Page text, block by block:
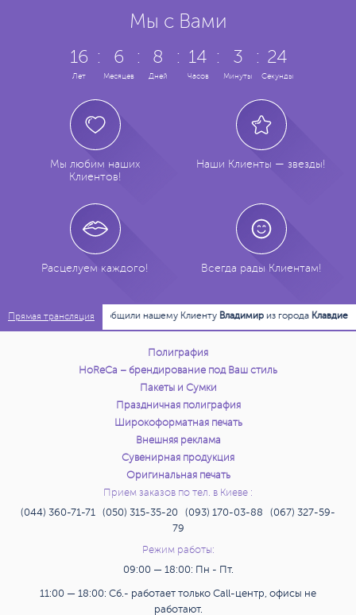
Мы с Вами
16
Лет
: 6
Месяцев
: 8
Дней
: 14
Часов
: 3
Минуты
: 25
Секунд
Мы любим наших
Клиентов!
Наши Клиенты — звезды!
Расцелуем каждого! Всегда рады Клиентам!
Прямая трансляция
13:43:18 Сообщили нашему КлиентуВладимириз города Клавдиево-
Полиграфия
HoReCa – брендирование под Ваш стиль
Пакеты и Сумки
Праздничная полиграфия
Широкоформатная печать
Внешняя реклама
Сувенирная продукция
Оригинальная печать
Прием заказов по тел. в Киеве :
(044) 360-71-71 (050) 315-35-20 (093) 170-03-88 (067) 327-59-
79
Режим работы:
09:00 — 18:00: Пн - Пт.
11:00 — 18:00: Сб.- работает только Call-центр, офисы не
работают.